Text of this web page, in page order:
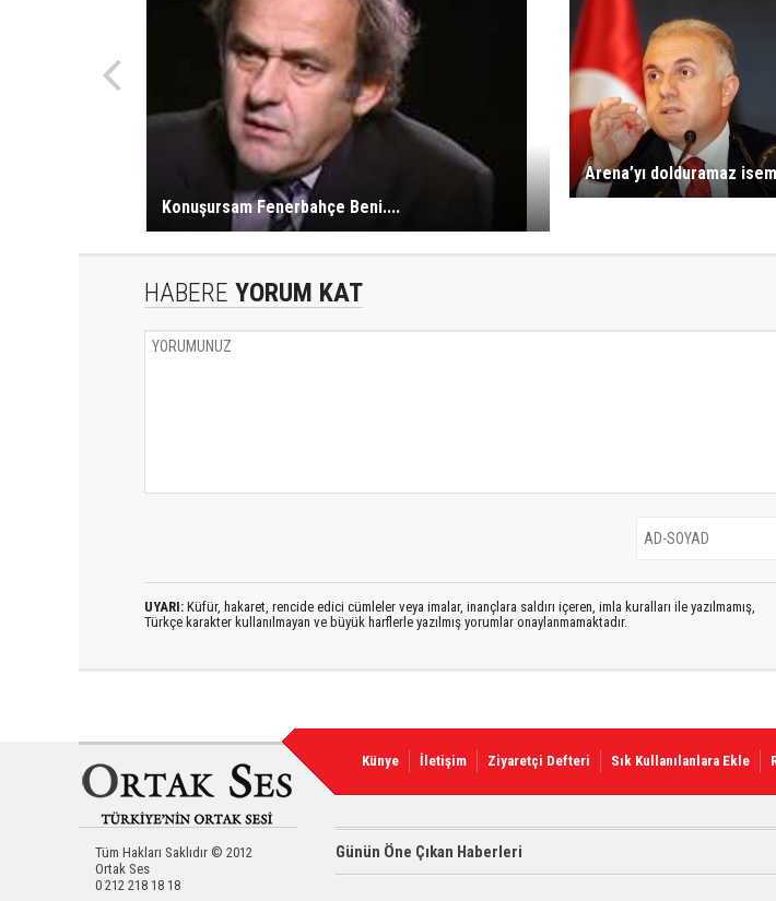
Konuşursam Fenerbahçe Beni....
Arena’yı dolduramaz
HABERE YORUM KAT
UYARI: Küfür, hakaret, rencide edici cümleler veya imalar, inançlara saldırı içeren, imla kuralları ile yazılmamış,
Türkçe karakter kullanılmayan ve büyük harflerle yazılmış yorumlar onaylanmamaktadır.
Künye İletişim Ziyaretçi Defteri Sık Kullanılanlara Ekle
Tüm Hakları Saklıdır © 2012
Ortak Ses
0 212 218 18 18
Günün Öne Çıkan Haberleri